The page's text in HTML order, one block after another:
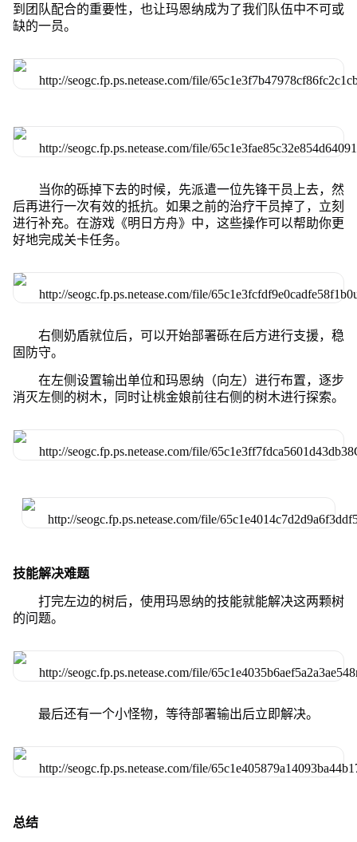
到团队配合的重要性，也让玛恩纳成为了我们队伍中不可或
缺的一员。
当你的砾掉下去的时候，先派遣一位先锋干员上去，然
后再进行一次有效的抵抗。如果之前的治疗干员掉了，立刻
进行补充。在游戏《明日方舟》中，这些操作可以帮助你更
好地完成关卡任务。
右侧奶盾就位后，可以开始部署砾在后方进行支援，稳
固防守。
在左侧设置输出单位和玛恩纳（向左）进行布置，逐步
消灭左侧的树木，同时让桃金娘前往右侧的树木进行探索。
技能解决难题
打完左边的树后，使用玛恩纳的技能就能解决这两颗树
的问题。
最后还有一个小怪物，等待部署输出后立即解决。
总结